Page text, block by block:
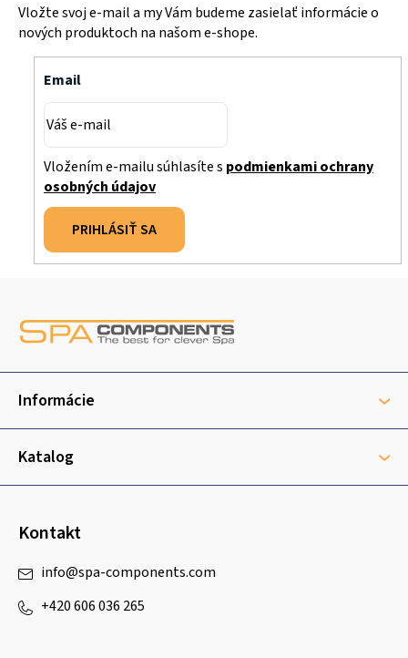
Vložte svoj e-mail a my Vám budeme zasielať informácie o
nových produktoch na našom e-shope.
Email
Vložením e-mailu súhlasíte s podmienkami ochrany
osobných údajov
PRIHLÁSIŤ SA
ä
i
Informácie
Katalog
Kontakt
info@spa-components.com
+420 606 036 265